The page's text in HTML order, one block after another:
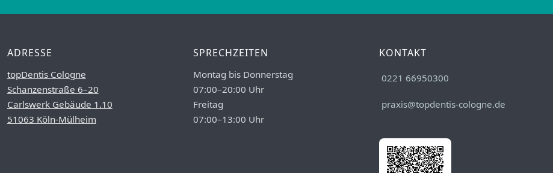
ADRESSE
topDentis Cologne
Schanzenstraße 6–20
Carlswerk Gebäude 1.10
51063 Köln-Mülheim
SPRECHZEITEN
Montag bis Donnerstag
07:00–20:00 Uhr
Freitag
07:00–13:00 Uhr
KONTAKT
0221 66950300
praxis@topdentis-cologne.de